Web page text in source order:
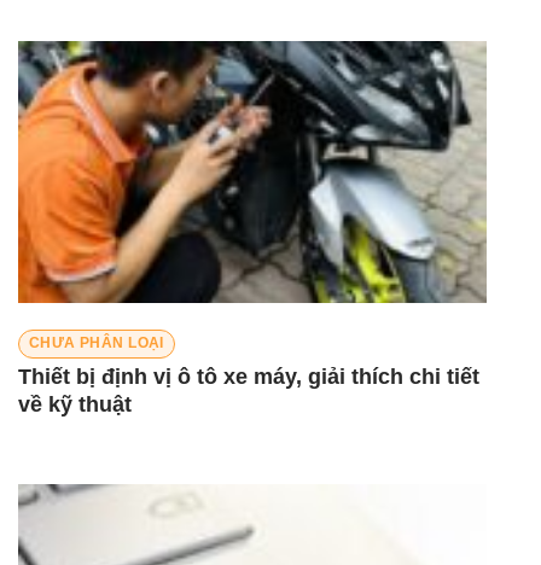
CHƯA PHÂN LOẠI
Thiết bị định vị ô tô xe máy, giải thích chi tiết
về kỹ thuật